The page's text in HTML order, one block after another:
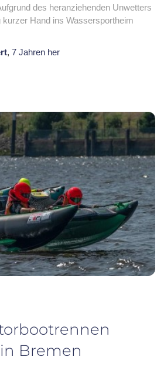
des heranziehenden Unwetters
kurzer Hand ins Wassersportheim
, 7 Jahren her
Bremen